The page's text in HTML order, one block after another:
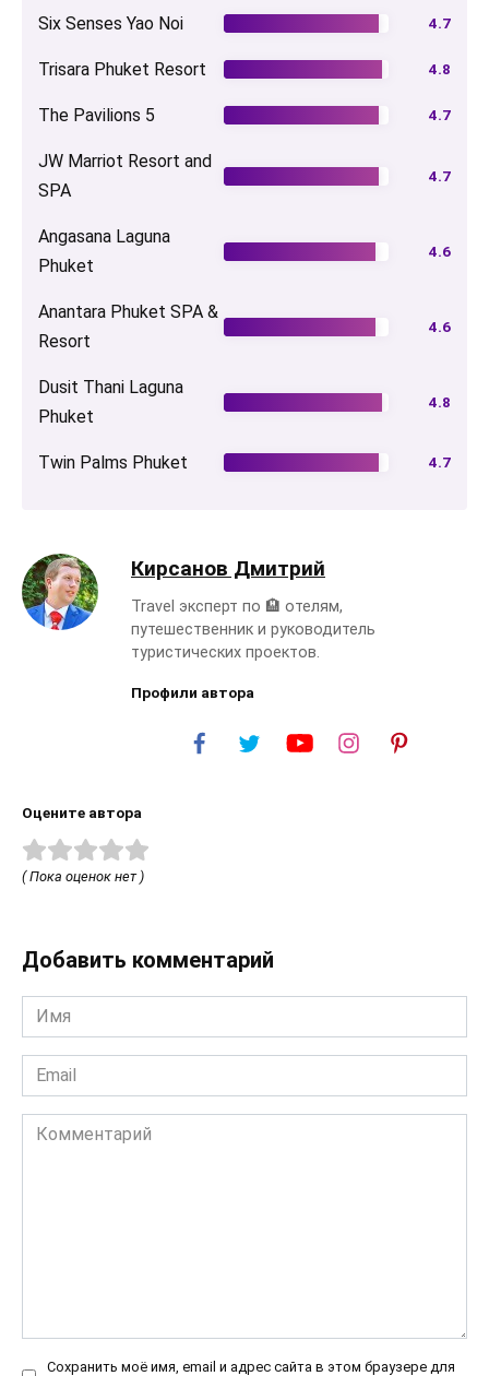
Six Senses Yao Noi 4.7
Trisara Phuket Resort 4.8
The Pavilions 5 4.7
JW Marriot Resort and
SPA
4.7
Angasana Laguna
Phuket
4.6
Anantara Phuket SPA &
Resort
4.6
Dusit Thani Laguna
Phuket
4.8
Twin Palms Phuket 4.7
Кирсанов Дмитрий
Travel эксперт по 🏨 отелям,
путешественник и руководитель
туристических проектов.
Профили автора
Оцените автора
( Пока оценок нет )
Добавить комментарий
Имя
*
Email
*
Комментарий
Сохранить моё имя, email и адрес сайта в этом браузере для